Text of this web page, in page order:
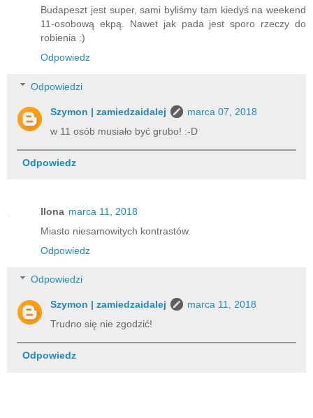
Budapeszt jest super, sami byliśmy tam kiedyś na weekend
11-osobową ekpą. Nawet jak pada jest sporo rzeczy do
robienia :)
Odpowiedz
Odpowiedzi
Szymon | zamiedzaidalej
marca 07, 2018
w 11 osób musiało być grubo! :-D
Odpowiedz
Ilona marca 11, 2018
Miasto niesamowitych kontrastów.
Odpowiedz
Odpowiedzi
Szymon | zamiedzaidalej
marca 11, 2018
Trudno się nie zgodzić!
Odpowiedz